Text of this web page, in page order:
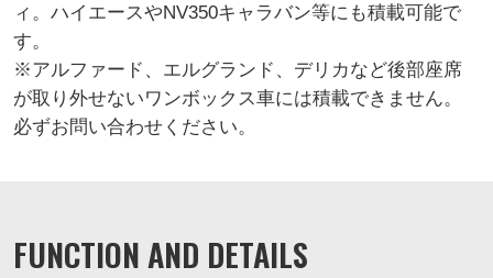
ィ。ハイエースやNV350キャラバン等にも積載可能で
す。
※アルファード、エルグランド、デリカなど後部座席
が取り外せないワンボックス車には積載できません。
必ずお問い合わせください。
FUNCTION AND DETAILS